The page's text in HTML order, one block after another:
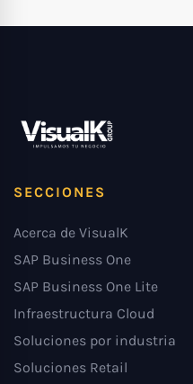
SECCIONES
Acerca de VisualK
SAP Business One
SAP Business One Lite
Infraestructura Cloud
Soluciones por industria
Soluciones Retail